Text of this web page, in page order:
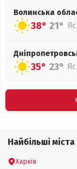
Волинська
38° 21°
35° 23°
Найбільші міста
Харків